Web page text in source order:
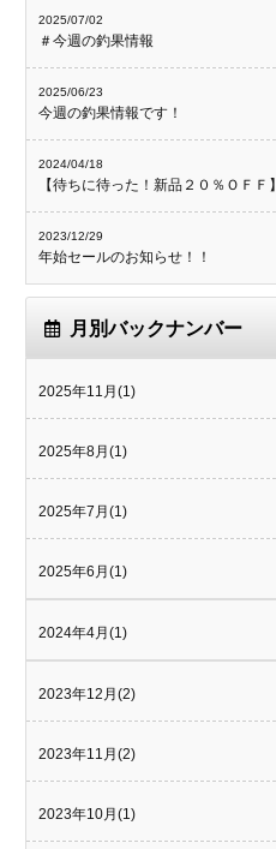
2025/07/02
＃今週の釣果情報
2025/06/23
今週の釣果情報です！
2024/04/18
【待ちに待った！新品２０％ＯＦＦ】
2023/12/29
年始セールのお知らせ！！
月別バックナンバー
2025年11月(1)
2025年8月(1)
2025年7月(1)
2025年6月(1)
2024年4月(1)
2023年12月(2)
2023年11月(2)
2023年10月(1)